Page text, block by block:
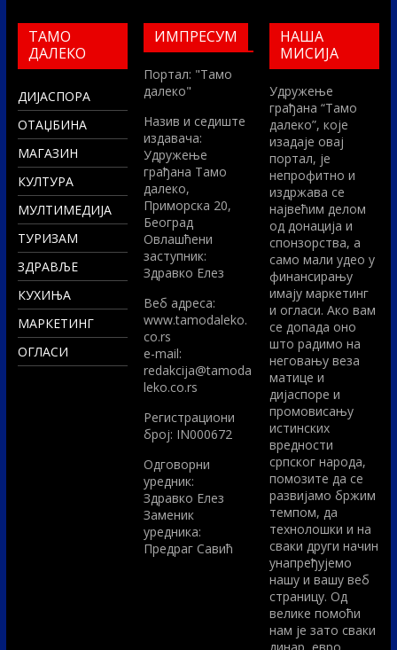
ТАМО
ДАЛЕКО
ДИЈАСПОРА
ОТАЏБИНА
МАГАЗИН
КУЛТУРА
МУЛТИМЕДИЈА
ТУРИЗАМ
ЗДРАВЉЕ
КУХИЊА
МАРКЕТИНГ
ОГЛАСИ
ИМПРЕСУМ
Портал: "Тамо
далеко"
Назив и седиште
издавача:
Удружење
грађана Тамо
далеко,
Приморска 20,
Београд
Овлашћени
заступник:
Здравко Елез
Вeб адреса:
www.tamodaleko.
co.rs
e-mail:
redakcija@tamoda
leko.co.rs
Регистрациони
број: IN000672
Одговорни
уредник:
Здравко Елез
Заменик
уредника:
Предраг Савић
НАША
МИСИЈА
Удружење
грађана “Тамо
далеко”, које
изадаје овај
портал, је
непрофитно и
издржава се
највећим делом
од донација и
спонзорства, а
само мали удео у
финансирању
имају маркетинг
и огласи. Ако вам
се допада оно
што радимо на
неговању веза
матице и
дијаспоре и
промовисању
истинских
вредности
српског народа,
помозите да се
развијамо бржим
темпом, да
технолошки и на
сваки други начин
унапређујемо
нашу и вашу веб
страницу. Од
велике помоћи
нам је зато сваки